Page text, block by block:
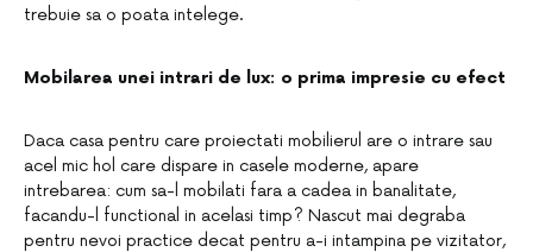
trebuie sa o poata intelege.
Mobilarea unei intrari de lux: o prima impresie cu efect
Daca casa pentru care proiectati mobilierul are o intrare sau
acel mic hol care dispare in casele moderne, apare
intrebarea: cum sa-l mobilati fara a cadea in banalitate,
facandu-l functional in acelasi timp? Nascut mai degraba
pentru nevoi practice decat pentru a-i intampina pe vizitator,